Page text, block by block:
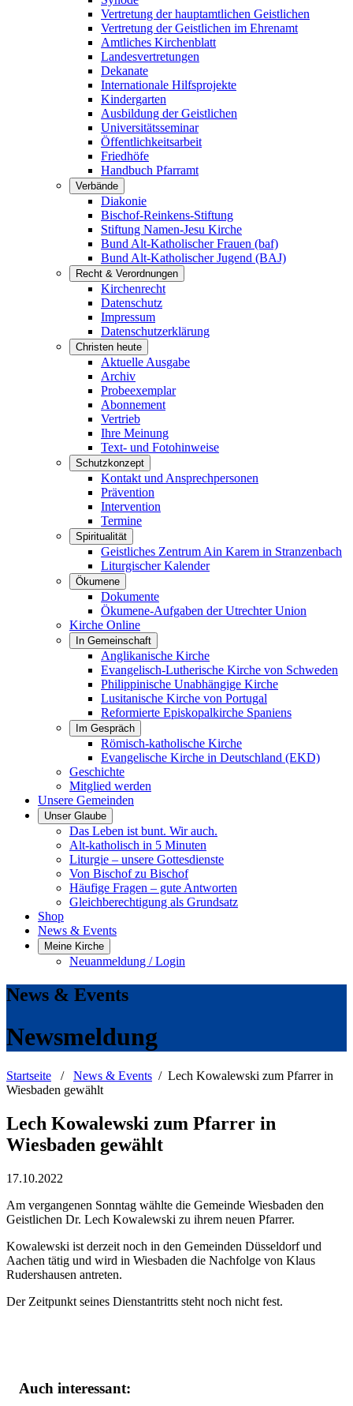
Vertretung der hauptamtlichen Geistlichen
Vertretung der Geistlichen im Ehrenamt
Amtliches Kirchenblatt
Landesvertretungen
Dekanate
Internationale Hilfsprojekte
Kindergarten
Ausbildung der Geistlichen
Universitätsseminar
Öffentlichkeitsarbeit
Friedhöfe
Handbuch Pfarramt
Verbände
Diakonie
Bischof-Reinkens-Stiftung
Stiftung Namen-Jesu Kirche
Bund Alt-Katholischer Frauen (baf)
Bund Alt-Katholischer Jugend (BAJ)
Recht & Verordnungen
Kirchenrecht
Datenschutz
Impressum
Datenschutzerklärung
Christen heute
Aktuelle Ausgabe
Archiv
Probeexemplar
Abonnement
Vertrieb
Ihre Meinung
Text- und Fotohinweise
Schutzkonzept
Kontakt und Ansprechpersonen
Prävention
Intervention
Termine
Spiritualität
Geistliches Zentrum Ain Karem in Stranzenbach
Liturgischer Kalender
Ökumene
Dokumente
Ökumene-Aufgaben der Utrechter Union
Kirche Online
In Gemeinschaft
Anglikanische Kirche
Evangelisch-Lutherische Kirche von Schweden
Philippinische Unabhängige Kirche
Lusitanische Kirche von Portugal
Reformierte Episkopalkirche Spaniens
Im Gespräch
Römisch-katholische Kirche
Evangelische Kirche in Deutschland (EKD)
Geschichte
Mitglied werden
Unsere Gemeinden
Unser Glaube
Das Leben ist bunt. Wir auch.
Alt-katholisch in 5 Minuten
Liturgie – unsere Gottesdienste
Von Bischof zu Bischof
Häufige Fragen – gute Antworten
Gleichberechtigung als Grundsatz
Shop
News & Events
Meine Kirche
Neuanmeldung / Login
News & Events
Newsmeldung
Startseite / News & Events / Lech Kowalewski zum Pfarrer in
Wiesbaden gewählt
Lech Kowalewski zum Pfarrer in
Wiesbaden gewählt
17.10.2022
Am vergangenen Sonntag wählte die Gemeinde Wiesbaden den
Geistlichen Dr. Lech Kowalewski zu ihrem neuen Pfarrer.
Kowalewski ist derzeit noch in den Gemeinden Düsseldorf und
Aachen tätig und wird in Wiesbaden die Nachfolge von Klaus
Rudershausen antreten.
Der Zeitpunkt seines Dienstantritts steht noch nicht fest.
Auch interessant: